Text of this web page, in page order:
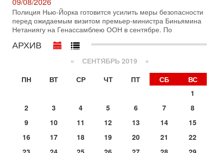
Президент США Дональд Трамп сегодня заявил об отмене
подготовленного удара по Ирану после обращений
Тегерана и других стран региона. По его словам,
1-08-2026, 17:50
«Русский голос» Израиля: кто заберет его на этот
раз?
Голоса русскоязычных репатриантов не раз кардинально
меняли политический ландшафт Израиля. Достаточно
вспомнить взлет партии «Исраэль ба-алия», когда
молчат Трамп и Нетаньяху?
Недавний визит премьер-министра Израиля Биньямина
Нетаньяху в США и его встреча с Дональдом Трампом
оставили больше вопросов, чем ответов. Полная
Сегодня, 08:58
Полиция Нью-Йорка готовится усилить меры безопасности
перед ожидаемым визитом премьер-министра Биньямина
Нетаниягу на Генассамблею ООН в сентябре. По
АРХИВ
« СЕНТЯБРЬ 2019 »
ПН
ВТ СР ЧТ ПТ СБ
ВС
1
2
3 4 5 6 7
8
9
10 11 12 13 14
15
16
17 18 19 20 21
22